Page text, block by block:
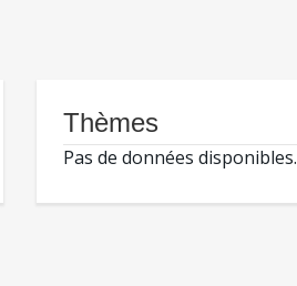
Thèmes
Pas de données disponibles.